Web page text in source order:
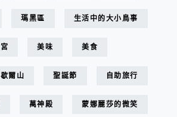
瑪黑區 生活中的大小鳥事
美味 美食
爾山 聖誕節 自助旅行
萬神殿 蒙娜麗莎的微笑